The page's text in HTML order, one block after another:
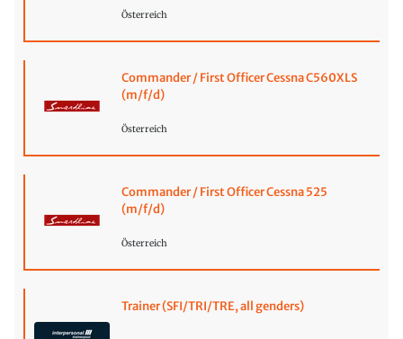
Österreich
Commander / First Officer Cessna C560XLS
(m/f/d)
Österreich
Commander / First Officer Cessna 525
(m/f/d)
Österreich
Trainer (SFI/TRI/TRE, all genders)